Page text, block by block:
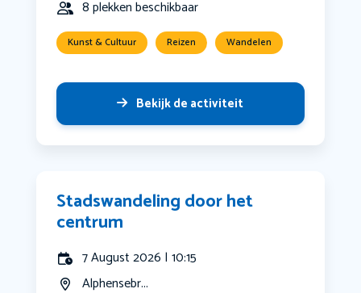
8 plekken beschikbaar
Kunst & Cultuur Reizen Wandelen
Bekijk de activiteit
Stadswandeling door het
centrum
7 August 2026 | 10:15
Alphensebr...